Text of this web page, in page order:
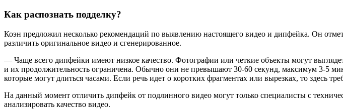
Как распознать подделку?
Коэн предложил несколько рекомендаций по выявлению настоящего видео и дипфейка. Он
различить оригинальное видео и сгенерированное.
— Чаще всего дипфейки имеют низкое качество. Фотографии или четкие объекты могут
и их продолжительность ограничена. Обычно они не превышают 30-60 секунд, максимум 3-5
которые могут длиться часами. Если речь идет о коротких фрагментах или вырезках, то здесь
На данный момент отличить дипфейк от подлинного видео могут только специалисты с
анализировать качество видео.